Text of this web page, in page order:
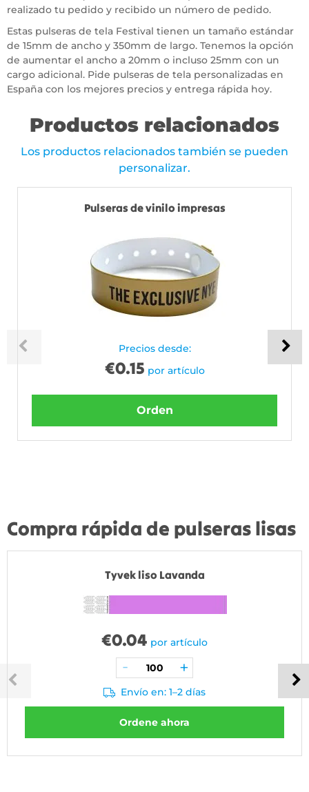
realizado tu pedido y recibido un número de pedido.
Estas pulseras de tela Festival tienen un tamaño estándar
de 15mm de ancho y 350mm de largo. Tenemos la opción
de aumentar el ancho a 20mm o incluso 25mm con un
cargo adicional. Pide pulseras de tela personalizadas en
España con los mejores precios y entrega rápida hoy.
Productos relacionados
Los productos relacionados también se pueden
personalizar.
Pulseras de vinilo impresas
Precios desde:
€0.15 por artículo
Orden
Compra rápida de pulseras lisas
Tyvek liso Lavanda
€0.04 por artículo
Envío en: 1–2 días
Ordene ahora